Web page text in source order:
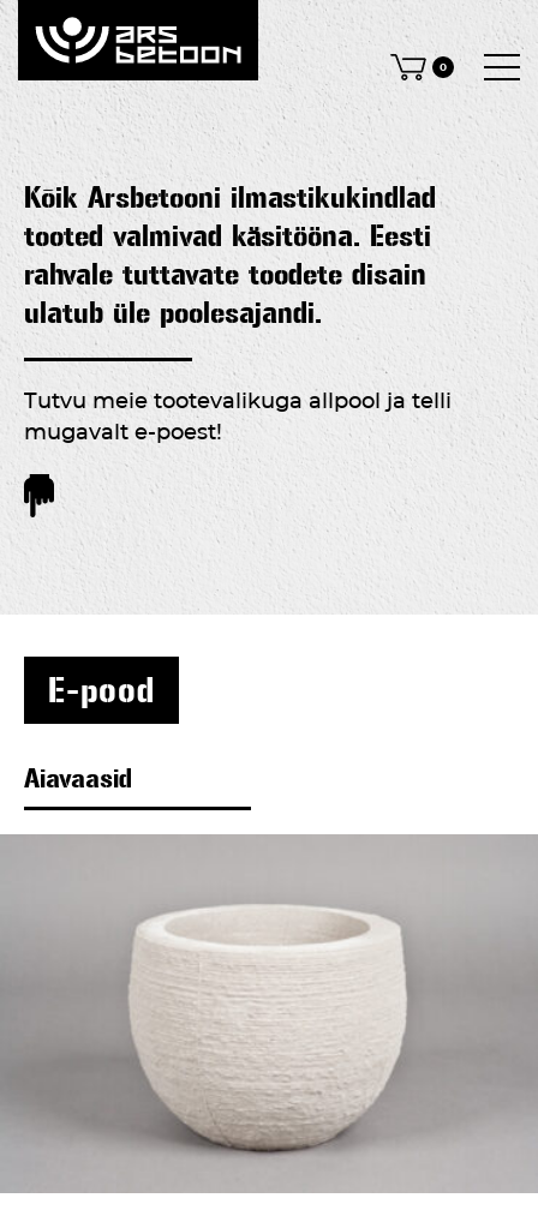
0
Kõik Arsbetooni ilmastikukindlad
tooted valmivad käsitööna. Eesti
rahvale tuttavate toodete disain
ulatub üle poolesajandi.
Tutvu meie tootevalikuga allpool ja telli
mugavalt e-poest!
E-pood
Aiavaasid